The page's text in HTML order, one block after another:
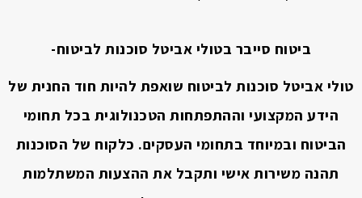
ביטוח סייבר בטולי אביטל סוכנות לביטוח-
טולי אביטל סוכנות לביטוח שואפת להיות חוד החנית של
הידע המקצועי וההתפתחות הטכנולוגית בכל תחומי
הביטוח ובמיוחד בתחומי העסקים. כלקוח של הסוכנות
תהנה משירות אישי ותקבל את ההצעות המשתלמות